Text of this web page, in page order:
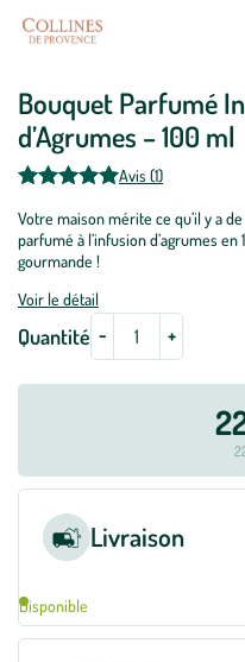
Bouquet Parfumé
d’Agrumes – 100 ml
Avis (1)
Votre maison mérite ce qu’il y a
parfumé à l’infusion d’agrumes
gourmande !
Voir le détail
Quantité
Mettre
-
Mettre
+
Livraison
Disponible